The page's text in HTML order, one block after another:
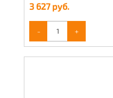
3 627руб.
- +